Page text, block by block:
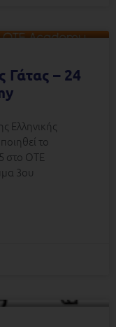
Γάτας – 24
Ελληνικής
το
στο ΟΤΕ
3ου